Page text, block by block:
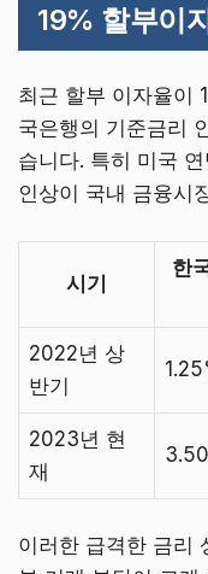
19% 할부이
최근 할부 이자율이
국은행의 기준금리
습니다. 특히 미국
인상이 국내 금융시
시기
한
2022년 상
반기
2023년 현
재
이러한 급격한 금리